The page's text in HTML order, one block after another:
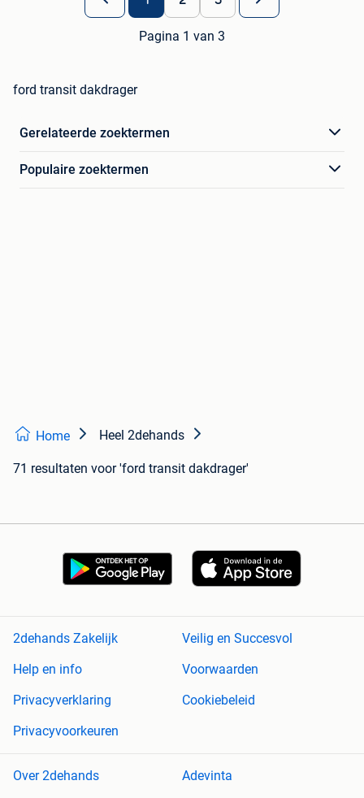
Pagina 1 van 3
ford transit dakdrager
Gerelateerde zoektermen
Populaire zoektermen
Home Heel 2dehands
71 resultaten voor 'ford transit dakdrager'
2dehands Zakelijk
Veilig en Succesvol
Help en info
Voorwaarden
Privacyverklaring
Cookiebeleid
Privacyvoorkeuren
Over 2dehands Adevinta